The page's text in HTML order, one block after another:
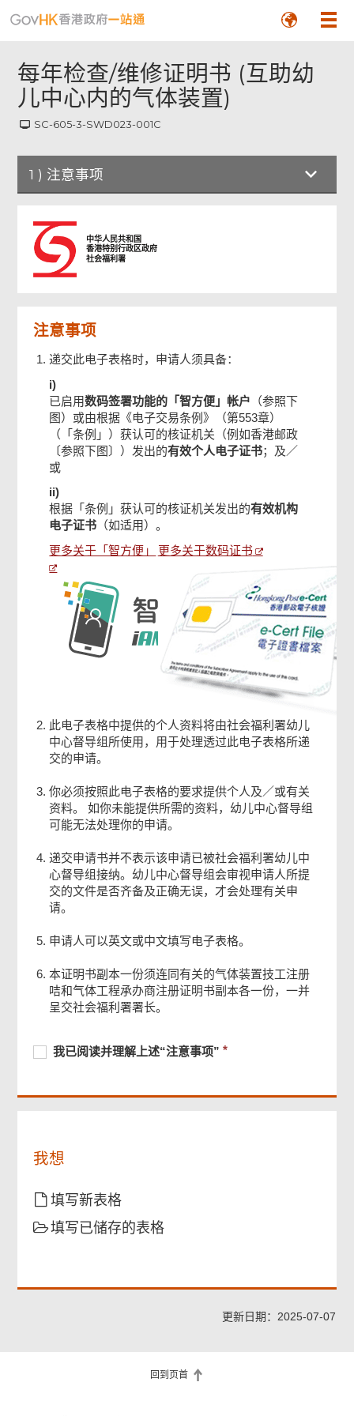
每年检查/维修证明书 (互助幼
儿中心内的气体装置)
SC-605-3-SWD023-001C
1 ) 注意事项
注意事项
香港法例第二四三章幼儿服务条例
每年检查/维修证明书
负责进行工程的注册气体装置技工, 注册气体工
程承办商签署
确认通知书
中华人民共和国
香港特别行政区政府
社会福利署
注意事项
递交此电子表格时，申请人须具备：
i)
已启用数码签署功能的「智方便」帐户 （参照下
图）或由根据《电子交易条例》（第553章）
（「条例」）获认可的核证机关（例如香港邮政
〔参照下图〕）发出的有效个人电子证书；及／
或
ii)
根据「条例」获认可的核证机关发出的有效机构
电子证书 （如适用）。
更多关于「智方便」 更多关于数码证书
此电子表格中提供的个人资料将由社会福利署幼儿
中心督导组所使用，用于处理透过此电子表格所递
交的申请。
你必须按照此电子表格的要求提供个人及／或有关
资料。 如你未能提供所需的资料，幼儿中心督导组
可能无法处理你的申请。
递交申请书并不表示该申请已被社会福利署幼儿中
心督导组接纳。幼儿中心督导组会审视申请人所提
交的文件是否齐备及正确无误，才会处理有关申
请。
申请人可以英文或中文填写电子表格。
本证明书副本一份须连同有关的气体装置技工注册
咭和气体工程承办商注册证明书副本各一份，一并
呈交社会福利署署长。
我
读
解
上
“注
事
必
供
我已阅读并理解上述“注意事项”
必
供
我想
填写新表格
填写已储存的表格
更新日期：2025-07-07
回到页首